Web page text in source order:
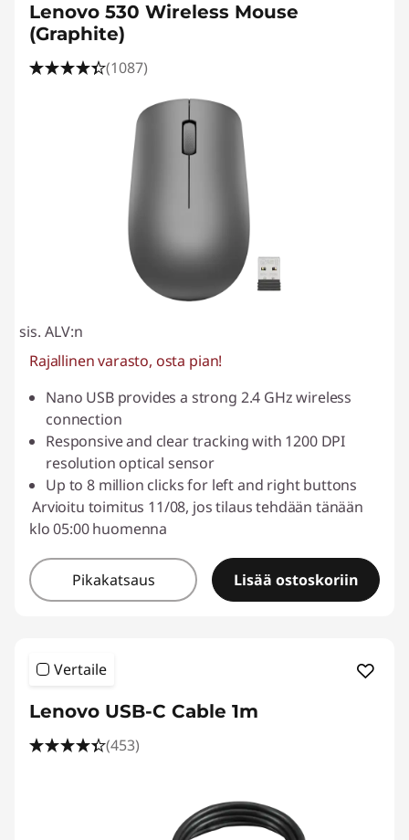
Lenovo 530 Wireless Mouse
(Graphite)
(1087)
sis. ALV:n
Rajallinen varasto, osta pian!
Nano USB provides a strong 2.4 GHz wireless
connection
Responsive and clear tracking with 1200 DPI
resolution optical sensor
Up to 8 million clicks for left and right buttons
Arvioitu toimitus 11/08, jos tilaus tehdään tänään
klo 05:00 huomenna
Pikakatsaus Lisää ostoskoriin
Vertaile
Lenovo USB-C Cable 1m
(453)